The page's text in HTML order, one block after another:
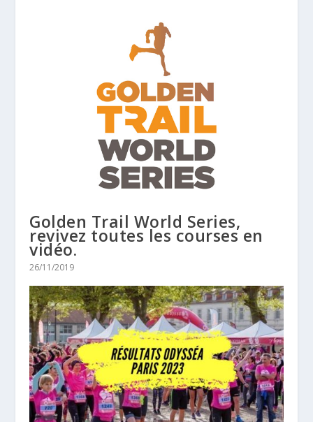
Golden Trail World Series,
revivez toutes les courses en
vidéo.
26/11/2019